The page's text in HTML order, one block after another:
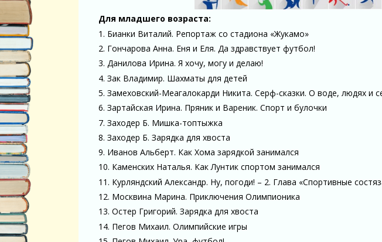
Для младшего возраста:
1. Бианки Виталий. Репортаж со стадиона «Жукамо»
2. Гончарова Анна. Еня и Еля. Да здравствует футбол!
3. Данилова Ирина. Я хочу, могу и делаю!
4. Зак Владимир. Шахматы для детей
5. Замеховский-Меагалокарди Никита. Серф-сказки. О воде, людях и
6. Зартайская Ирина. Пряник и Вареник. Спорт и булочки
7. Заходер Б. Мишка-топтыжка
8. Заходер Б. Зарядка для хвоста
9. Иванов Альберт. Как Хома зарядкой занимался
10. Каменских Наталья. Как Лунтик спортом занимался
11. Курляндский Александр. Ну, погоди! – 2. Глава «Спортивные
12. Москвина Марина. Приключения Олимпионика
13. Остер Григорий. Зарядка для хвоста
14. Пегов Михаил. Олимпийские игры